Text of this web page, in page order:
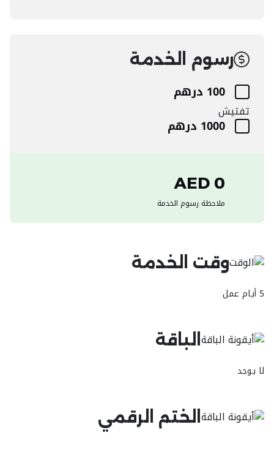
رسوم الخدمة
100 درهم
تفتيش
1000 درهم
0 AED
ملاحظة رسوم الخدمة
وقت الخدمة
5 أيام عمل
الباقة
لا يوجد
الختم الرقمي